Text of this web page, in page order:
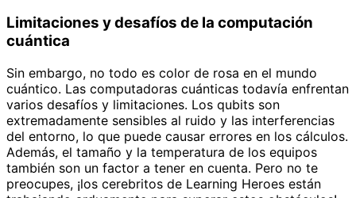
Limitaciones y desafíos de la computación
cuántica
Sin embargo, no todo es color de rosa en el mundo
cuántico. Las computadoras cuánticas todavía enfrentan
varios desafíos y limitaciones. Los qubits son
extremadamente sensibles al ruido y las interferencias
del entorno, lo que puede causar errores en los cálculos.
Además, el tamaño y la temperatura de los equipos
también son un factor a tener en cuenta. Pero no te
preocupes, ¡los cerebritos de Learning Heroes están